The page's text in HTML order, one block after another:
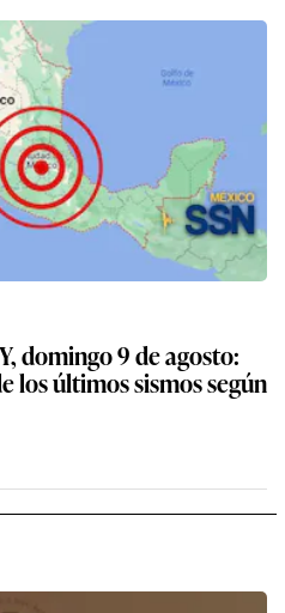
domingo 9 de agosto:
los últimos sismos según